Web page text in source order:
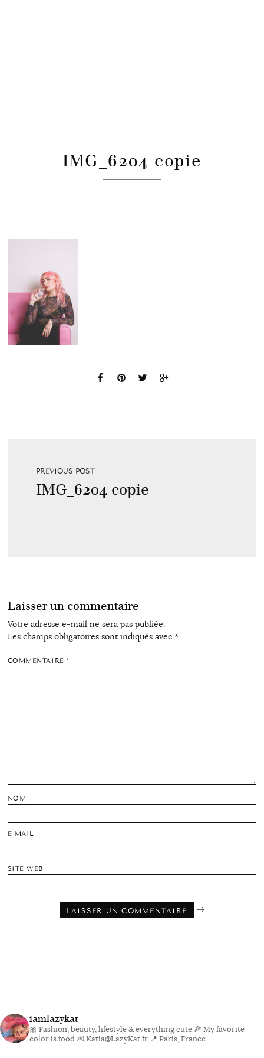
IMG_6204 copie
PREVIOUS POST
IMG_6204 copie
Laisser un commentaire
Votre adresse e-mail ne sera pas publiée.
Les champs obligatoires sont indiqués avec *
COMMENTAIRE*
NOM
E-MAIL
SITE WEB
iamlazykat
🎀 Fashion, beauty, lifestyle & everything cute 🍕 My favorite
color is food💌 Katia@LazyKat.fr 📍 Paris, France